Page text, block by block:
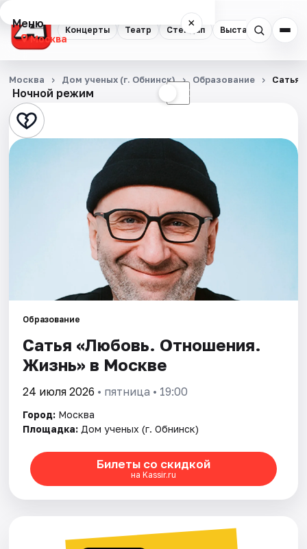
Концерты Театр Стендап Выставки
Меню ×
Москва
Концерты
Театр
Стендап
События
Города
Площадки
Рейтинги
Ночной режим ☾
Москва Дом ученых (г. Обнинск) Образование Сатья
Образование
Сатья «Любовь. Отношения.
Жизнь» в Москве
24 июля 2026 • пятница • 19:00
Город: Москва
Площадка: Дом ученых (г. Обнинск)
Билеты со скидкой
на Kassir.ru